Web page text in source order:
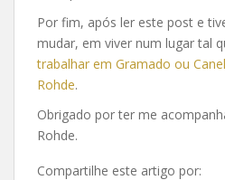
Por fim, após ler este post e
mudar, em viver num lugar tal
trabalhar em Gramado ou
Rohde.
Obrigado por ter me
Rohde.
Compartilhe este artigo por: